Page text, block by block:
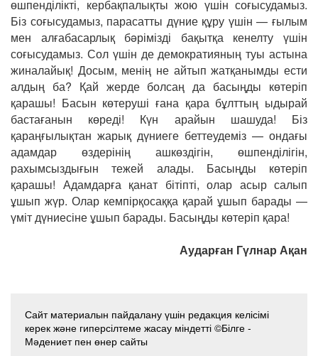
өшпенділікті, кербақпалықты жою үшін соғысудамыз.
Біз соғысудамыз, парасатты дүние құру үшін — ғылым
мен алғабасарлық бəрімізді бақытқа кенелту үшін
соғысудамыз. Сол үшін де демократияның туы астына
жиналайық! Досым, менің не айтып жатқанымды ести
алдың ба? Қай жерде болсаң да басыңды көтеріп
қарашы! Басын көтеруші ғана қара бұлттың ыдырай
бастағанын көреді! Күн арайын шашуда! Біз
қараңғылықтан жарық дүниеге беттеудеміз — ондағы
адамдар өздерінің ашкөздігін, өшпенділігін,
рахымсыздығын тежей алады. Басыңды көтеріп
қарашы! Адамдарға қанат бітіпті, олар асыр салып
ұшып жүр. Олар кемпірқосаққа қарай ұшып барады —
үміт дүниесіне ұшып барады. Басыңды көтеріп қара!
Аударған Гүлнар Ақан
Сайт материалын пайдалану үшін редакция келісімі
керек және гиперсілтеме жасау міндетті ©Білге -
Мәдениет пен өнер сайты